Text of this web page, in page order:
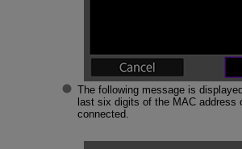
The following message is
last six digits of the MAC address
connected.